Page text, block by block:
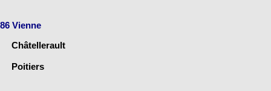
86 Vienne
Châtellerault
Poitiers